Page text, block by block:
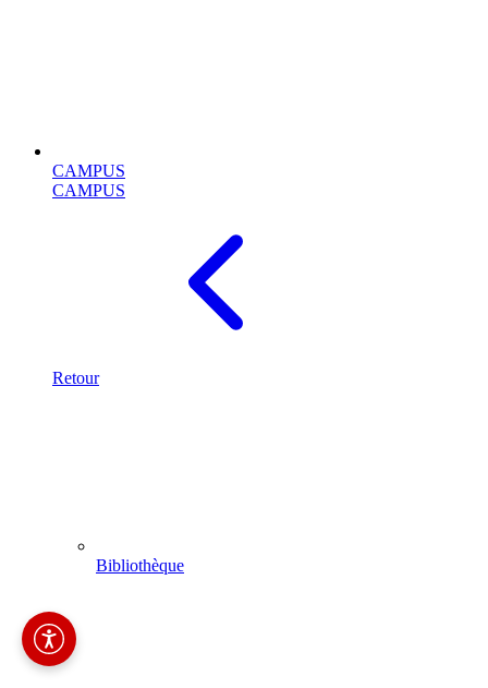
CAMPUS
CAMPUS
Retour
Bibliothèque